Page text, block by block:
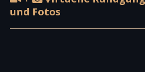
und Fotos